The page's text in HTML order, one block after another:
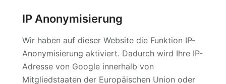
IP Anonymisierung
Wir haben auf dieser Website die Funktion IP-
Anonymisierung aktiviert. Dadurch wird Ihre IP-
Adresse von Google innerhalb von
Mitgliedstaaten der Europäischen Union oder